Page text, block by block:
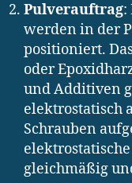
Pulverauftrag:
werden in der
positioniert.
oder
und Additiven
elektrostatisch
Schrauben
gleichmäßig